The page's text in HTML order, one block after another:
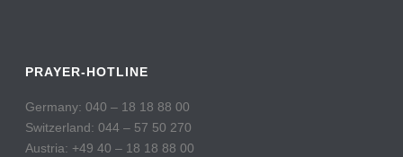
PRAYER-HOTLINE
Germany: 040 – 18 18 88 00
Switzerland: 044 – 57 50 270
Austria: +49 40 – 18 18 88 00